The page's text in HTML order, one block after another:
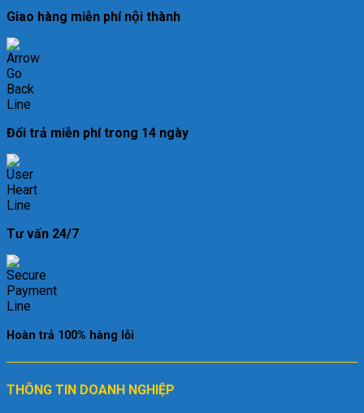
Giao hàng miễn phí nội thành
Đổi trả miễn phí trong 14 ngày
Tư vấn 24/7
Hoàn trả 100% hàng lỗi
THÔNG TIN DOANH NGHIỆP